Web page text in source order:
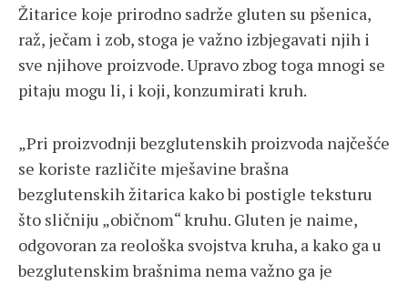
Žitarice koje prirodno sadrže gluten su pšenica,
raž, ječam i zob, stoga je važno izbjegavati njih i
sve njihove proizvode. Upravo zbog toga mnogi se
pitaju mogu li, i koji, konzumirati kruh.
„Pri proizvodnji bezglutenskih proizvoda najčešće
se koriste različite mješavine brašna
bezglutenskih žitarica kako bi postigle teksturu
što sličniju „običnom“ kruhu. Gluten je naime,
odgovoran za reološka svojstva kruha, a kako ga u
bezglutenskim brašnima nema važno ga je